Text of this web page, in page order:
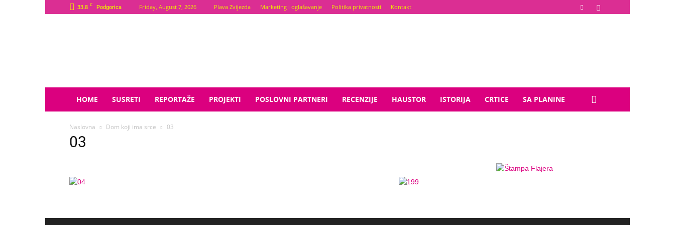
33.8 C Podgorica Friday, August 7, 2026 Plava Zvijezda Marketing i oglašavanje Politika privatnosti Kontakt
HOME SUSRETI REPORTAŽE PROJEKTI POSLOVNI PARTNERI RECENZIJE HAUSTOR ISTORIJA CRTICE SA PLANINE
Naslovna Dom koji ima srce 03
03